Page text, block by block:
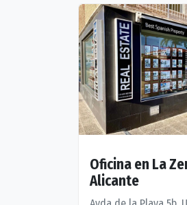
Oficina en La
Alicante